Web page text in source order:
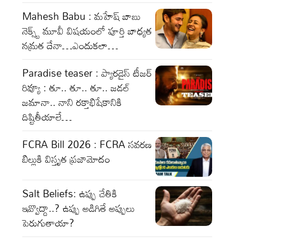
Mahesh Babu : మహేష్ బాబు
నెక్స్ట్ మూవీ విషయంలో పూర్తి బాధ్యత
నమ్రత దేనా…ఎందుకలా…
Paradise teaser : ప్యారడైస్ టీజర్
రివ్యూ : తూ.. తూ.. తూ.. జడల్
జమానా.. నాని రక్తాభిషేకానికి
దిష్టితీయాలే…
FCRA Bill 2026 : FCRA సవరణ
బిల్లుకి విస్తృత ప్రజామోదం
Salt Beliefs: ఉప్పు చేతికి
ఇవ్వొద్దా..? ఉప్పు అడిగితే అప్పులు
పెరుగుతాయా?